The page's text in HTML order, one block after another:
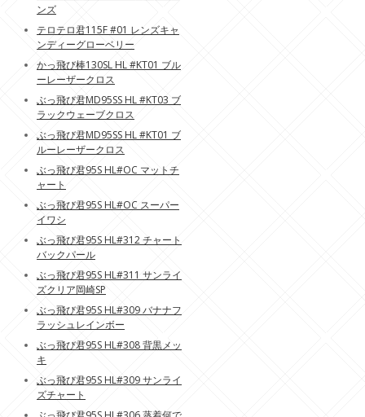
ンズ
テロテロ君115F #01 レンズキャ
ンディーグローベリー
かっ飛び棒130SL HL #KT01 ブル
ーレーザークロス
ぶっ飛び君MD95SS HL #KT03 ブ
ラックウェーブクロス
ぶっ飛び君MD95SS HL #KT01 ブ
ルーレーザークロス
ぶっ飛び君95S HL#OC マットチ
ャート
ぶっ飛び君95S HL#OC スーパー
イワシ
ぶっ飛び君95S HL#312 チャート
バックパール
ぶっ飛び君95S HL#311 サンライ
ズクリア岡崎SP
ぶっ飛び君95S HL#309 バナナフ
ラッシュレインボー
ぶっ飛び君95S HL#308 背黒メッ
キ
ぶっ飛び君95S HL#309 サンライ
ズチャート